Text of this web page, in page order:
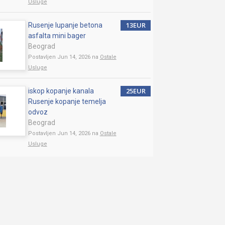
Usluge
Rusenje lupanje betona
asfalta mini bager
Beograd
Postavljen Jun 14, 2026 na Ostale
Usluge
13EUR
iskop kopanje kanala
Rusenje kopanje temelja
odvoz
Beograd
Postavljen Jun 14, 2026 na Ostale
Usluge
25EUR